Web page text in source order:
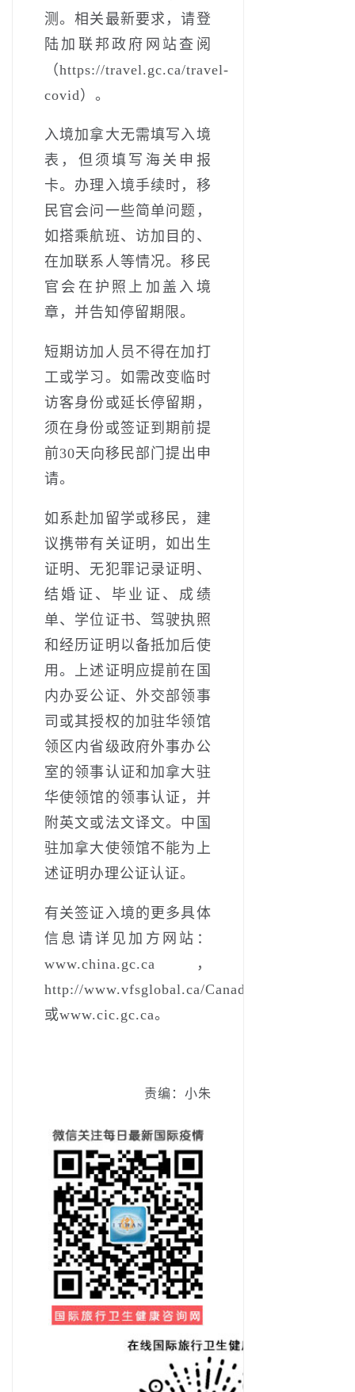
测。相关最新要求，请登
陆加联邦政府网站查阅
（https://travel.gc.ca/travel-
covid）。
入境加拿大无需填写入境
表，但须填写海关申报
卡。办理入境手续时，移
民官会问一些简单问题，
如搭乘航班、访加目的、
在加联系人等情况。移民
官会在护照上加盖入境
章，并告知停留期限。
短期访加人员不得在加打
工或学习。如需改变临时
访客身份或延长停留期，
须在身份或签证到期前提
前30天向移民部门提出申
请。
如系赴加留学或移民，建
议携带有关证明，如出生
证明、无犯罪记录证明、
结婚证、毕业证、成绩
单、学位证书、驾驶执照
和经历证明以备抵加后使
用。上述证明应提前在国
内办妥公证、外交部领事
司或其授权的加驻华领馆
领区内省级政府外事办公
室的领事认证和加拿大驻
华使领馆的领事认证，并
附英文或法文译文。中国
驻加拿大使领馆不能为上
述证明办理公证认证。
有关签证入境的更多具体
信息请详见加方网站：
www.china.gc.ca，
http://www.vfsglobal.ca/Canada/china/
或www.cic.gc.ca。
责编：小朱